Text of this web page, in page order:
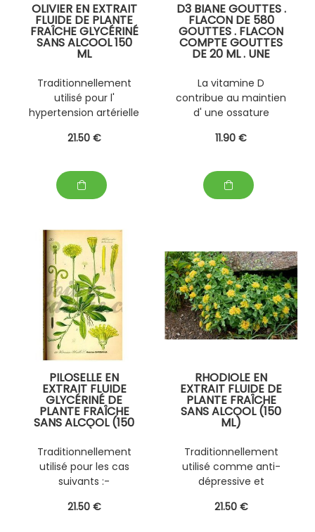
OLIVIER EN EXTRAIT
FLUIDE DE PLANTE
FRAÎCHE GLYCÉRINÉ
SANS ALCOOL 150
ML
AVEC D' AUTRES
PLANTES FRAÎCHES
(EPS)
Traditionnellement
utilisé pour l'
hypertension artérielle
pour aider à la perte
21.50 €
D3 BIANE GOUTTES .
FLACON DE 580
GOUTTES . FLACON
COMPTE GOUTTES
DE 20 ML . UNE
DES VNR EN
VITAMINE D
La vitamine D
contribue au maintien
d' une ossature
fonctionnement
immunitaire .
11.90 €
PILOSELLE EN
EXTRAIT FLUIDE
GLYCÉRINÉ DE
PLANTE FRAÎCHE
SANS ALCOOL (150
ML)
PERSONNALISABLE
AVEC D' AUTRES
PLANTES FRAÎCHES
(EPS )
DETOXICATION
Traditionnellement
utilisé pour les cas
suivants :-
rénale - Diurèse
21.50 €
RHODIOLE EN
EXTRAIT FLUIDE DE
PLANTE FRAÎCHE
SANS ALCOOL (150
ML)
PERSONNALISABLE
AVEC D'AUTRES
PLANTES FRAÎCHES
(EPS)
Traditionnellement
utilisé comme anti-
dépressive et
21.50 €